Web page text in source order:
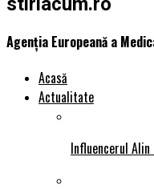
Agenția Europeană a
Acasă
Actualitate
Influencerul